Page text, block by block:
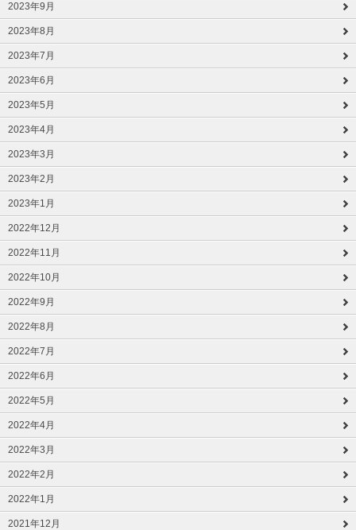
2023年9月
2023年8月
2023年7月
2023年6月
2023年5月
2023年4月
2023年3月
2023年2月
2023年1月
2022年12月
2022年11月
2022年10月
2022年9月
2022年8月
2022年7月
2022年6月
2022年5月
2022年4月
2022年3月
2022年2月
2022年1月
2021年12月